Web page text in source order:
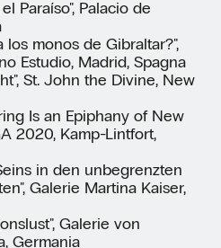
Paraíso", Palacio de
los monos de Gibraltar?",
Estudio, Madrid, Spagna
St. John the Divine, New
Is an Epiphany of New
2020, Kamp-Lintfort,
in den unbegrenzten
Galerie Martina Kaiser,
Galerie von
Germania